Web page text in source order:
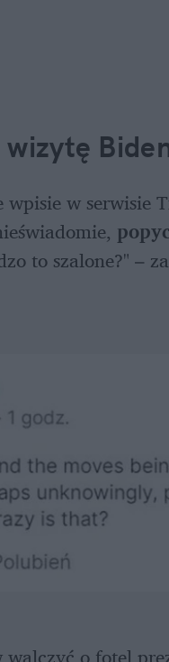
wizytę
wpisie w serwisie
to szalone?" –